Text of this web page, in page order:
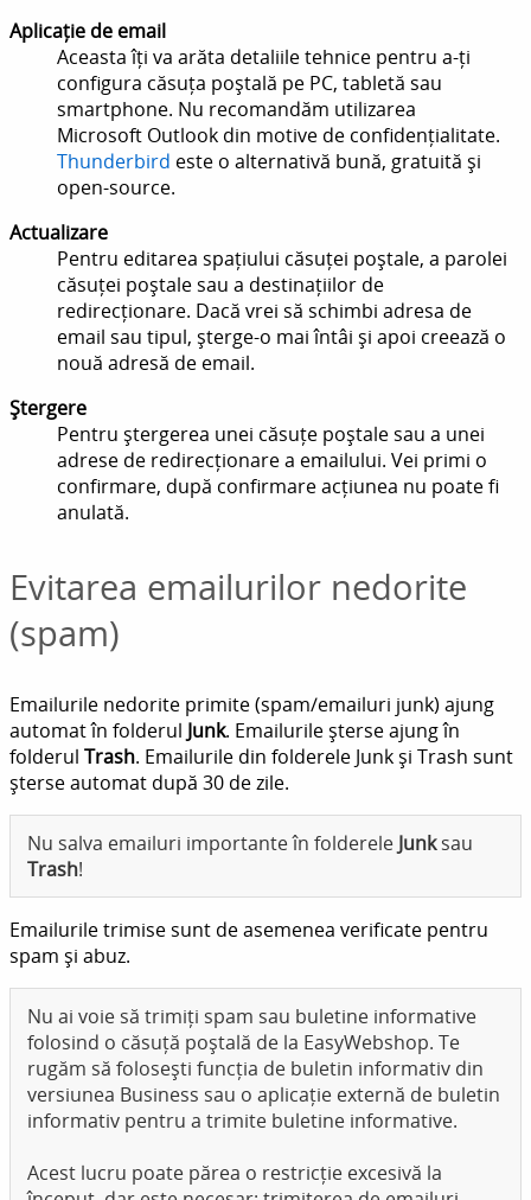
Aplicație de email
Aceasta îți va arăta detaliile tehnice pentru a-ți
configura căsuța poștală pe PC, tabletă sau
smartphone. Nu recomandăm utilizarea
Microsoft Outlook din motive de confidențialitate.
Thunderbird este o alternativă bună, gratuită și
open-source.
Actualizare
Pentru editarea spațiului căsuței poștale, a parolei
căsuței poștale sau a destinațiilor de
redirecționare. Dacă vrei să schimbi adresa de
email sau tipul, șterge-o mai întâi și apoi creează o
nouă adresă de email.
Ștergere
Pentru ștergerea unei căsuțe poștale sau a unei
adrese de redirecționare a emailului. Vei primi o
confirmare, după confirmare acțiunea nu poate fi
anulată.
Evitarea emailurilor nedorite
(spam)
Emailurile nedorite primite (spam/emailuri junk) ajung
automat în folderul Junk. Emailurile șterse ajung în
folderul Trash. Emailurile din folderele Junk și Trash sunt
șterse automat după 30 de zile.
Nu salva emailuri importante în folderele Junksau
Trash!
Emailurile trimise sunt de asemenea verificate pentru
spam și abuz.
Nu ai voie să trimiți spam sau buletine informative
folosind o căsuță poștală de la EasyWebshop. Te
rugăm să folosești funcția de buletin informativ din
versiunea Business sau o aplicație externă de buletin
informativ pentru a trimite buletine informative.
Acest lucru poate părea o restricție excesivă la